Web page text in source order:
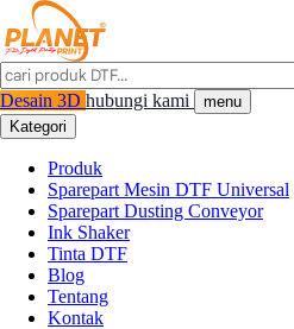
Desain 3D hubungi kami
menu
Kategori
Produk
Sparepart Mesin DTF Universal
Sparepart Dusting Conveyor
Ink Shaker
Tinta DTF
Blog
Tentang
Kontak